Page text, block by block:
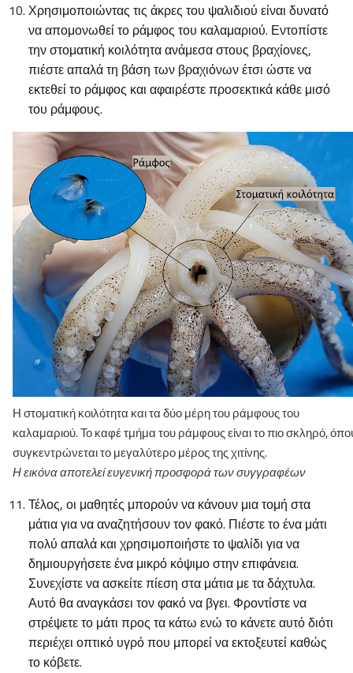
Χρησιμοποιώντας τις άκρες του ψαλιδιού είναι δυνατό
να απομονωθεί το ράμφος του καλαμαριού. Εντοπίστε
την στοματική κοιλότητα ανάμεσα στους βραχίονες,
πιέστε απαλά τη βάση των βραχιόνων έτσι ώστε να
εκτεθεί το ράμφος και αφαιρέστε προσεκτικά κάθε μισό
του ράμφους.
Η στοματική κοιλότητα και τα δύο μέρη του ράμφους του
καλαμαριού. Το καφέ τμήμα του ράμφους είναι το πιο σκληρό,
συγκεντρώνεται το μεγαλύτερο μέρος της χιτίνης.
Η εικόνα αποτελεί ευγενική προσφορά των συγγραφέων
Τέλος, οι μαθητές μπορούν να κάνουν μια τομή στα
μάτια για να αναζητήσουν τον φακό. Πιέστε το ένα μάτι
πολύ απαλά και χρησιμοποιήστε το ψαλίδι για να
δημιουργήσετε ένα μικρό κόψιμο στην επιφάνεια.
Συνεχίστε να ασκείτε πίεση στα μάτια με τα δάχτυλα.
Αυτό θα αναγκάσει τον φακό να βγει. Φροντίστε να
στρέψετε το μάτι προς τα κάτω ενώ το κάνετε αυτό διότι
περιέχει οπτικό υγρό που μπορεί να εκτοξευτεί καθώς
το κόβετε.